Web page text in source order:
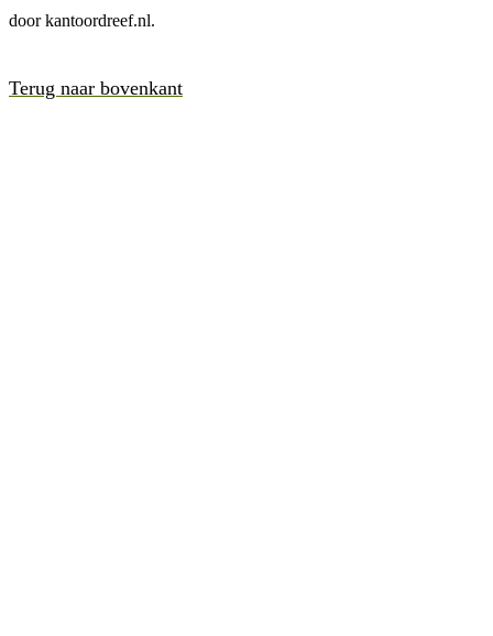
door kantoordreef.nl.
Terug naar bovenkant